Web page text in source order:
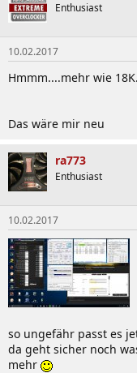
Enthusiast
10.02.2017
Hmmm....mehr wie
Das wäre mir neu
ra773
Enthusiast
10.02.2017
so ungefähr passt es
da geht sicher noch
mehr